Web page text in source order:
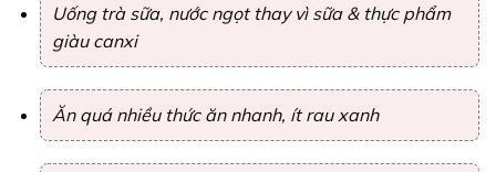
Uống trà sữa, nước ngọt thay vì sữa & thực phẩm
giàu canxi
Ăn quá nhiều thức ăn nhanh, ít rau xanh